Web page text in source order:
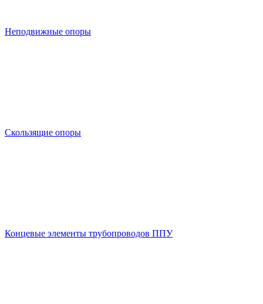
Неподвижные опоры
Скользящие опоры
Концевые элементы трубопроводов ППУ